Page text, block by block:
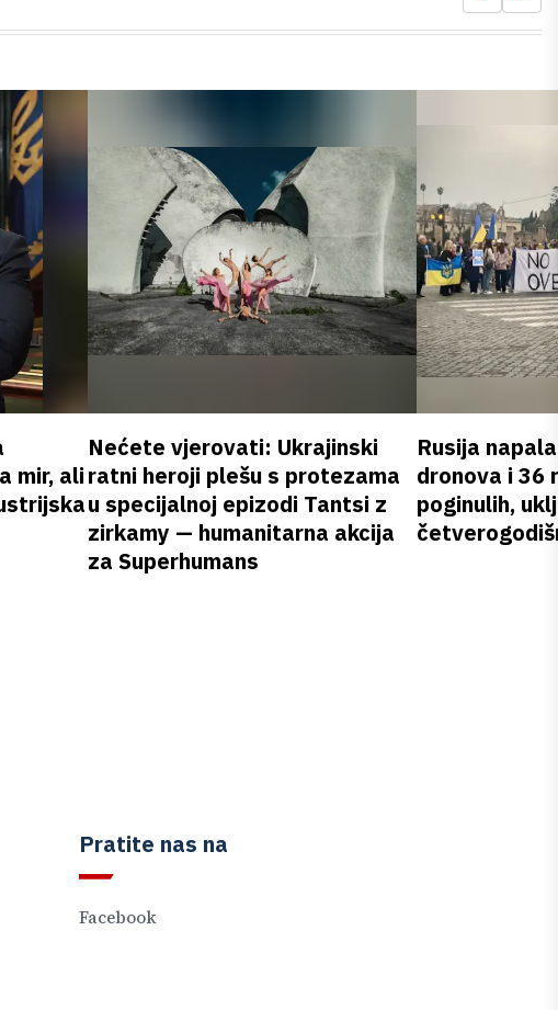
mir, ali
Nećete vjerovati: Ukrajinski
ratni heroji plešu s protezama
u specijalnoj epizodi Tantsi z
zirkamy — humanitarna akcija
za Superhumans
Rusija
dronova i 36
poginulih,
Pratite nas na
Facebook